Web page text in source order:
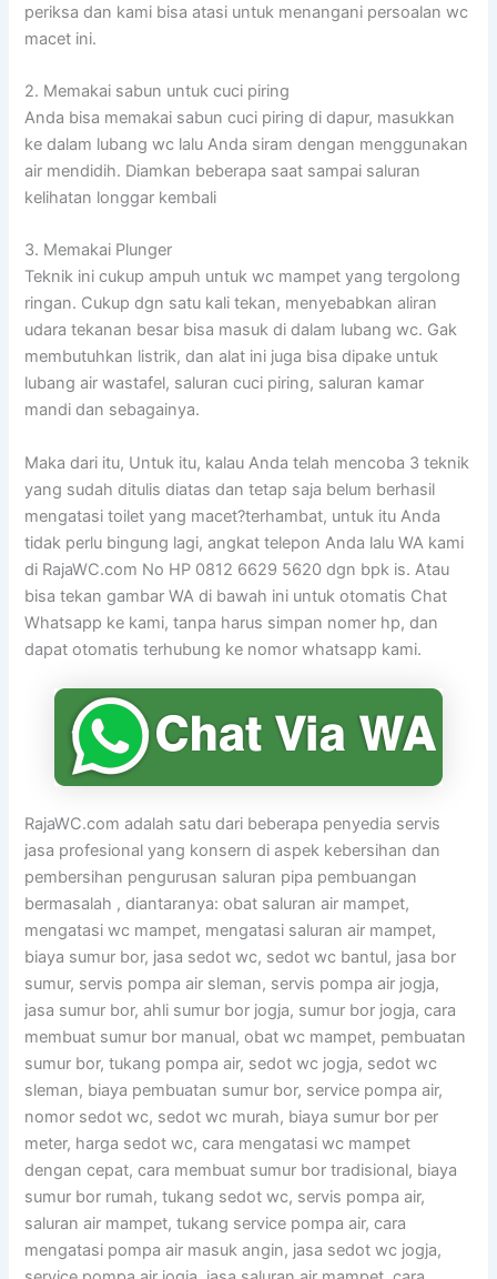
periksa dan kami bisa atasi untuk menangani persoalan wc
macet ini.
2. Memakai sabun untuk cuci piring
Anda bisa memakai sabun cuci piring di dapur, masukkan
ke dalam lubang wc lalu Anda siram dengan menggunakan
air mendidih. Diamkan beberapa saat sampai saluran
kelihatan longgar kembali
3. Memakai Plunger
Teknik ini cukup ampuh untuk wc mampet yang tergolong
ringan. Cukup dgn satu kali tekan, menyebabkan aliran
udara tekanan besar bisa masuk di dalam lubang wc. Gak
membutuhkan listrik, dan alat ini juga bisa dipake untuk
lubang air wastafel, saluran cuci piring, saluran kamar
mandi dan sebagainya.
Maka dari itu, Untuk itu, kalau Anda telah mencoba 3 teknik
yang sudah ditulis diatas dan tetap saja belum berhasil
mengatasi toilet yang macet?terhambat, untuk itu Anda
tidak perlu bingung lagi, angkat telepon Anda lalu WA kami
di RajaWC.com No HP 0812 6629 5620 dgn bpk is. Atau
bisa tekan gambar WA di bawah ini untuk otomatis Chat
Whatsapp ke kami, tanpa harus simpan nomer hp, dan
dapat otomatis terhubung ke nomor whatsapp kami.
RajaWC.com adalah satu dari beberapa penyedia servis
jasa profesional yang konsern di aspek kebersihan dan
pembersihan pengurusan saluran pipa pembuangan
bermasalah , diantaranya: obat saluran air mampet,
mengatasi wc mampet, mengatasi saluran air mampet,
biaya sumur bor, jasa sedot wc, sedot wc bantul, jasa bor
sumur, servis pompa air sleman, servis pompa air jogja,
jasa sumur bor, ahli sumur bor jogja, sumur bor jogja, cara
membuat sumur bor manual, obat wc mampet, pembuatan
sumur bor, tukang pompa air, sedot wc jogja, sedot wc
sleman, biaya pembuatan sumur bor, service pompa air,
nomor sedot wc, sedot wc murah, biaya sumur bor per
meter, harga sedot wc, cara mengatasi wc mampet
dengan cepat, cara membuat sumur bor tradisional, biaya
sumur bor rumah, tukang sedot wc, servis pompa air,
saluran air mampet, tukang service pompa air, cara
mengatasi pompa air masuk angin, jasa sedot wc jogja,